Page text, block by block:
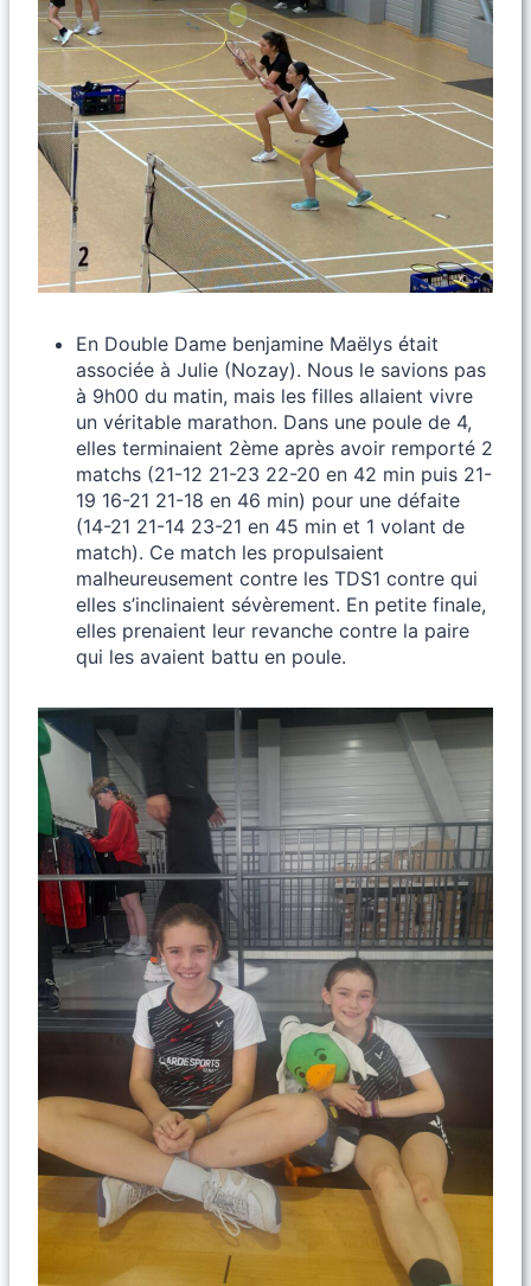
En Double Dame benjamine Maëlys était
associée à Julie (Nozay). Nous le savions pas
à 9h00 du matin, mais les filles allaient vivre
un véritable marathon. Dans une poule de 4,
elles terminaient 2ème après avoir remporté 2
matchs (21-12 21-23 22-20 en 42 min puis 21-
19 16-21 21-18 en 46 min) pour une défaite
(14-21 21-14 23-21 en 45 min et 1 volant de
match). Ce match les propulsaient
malheureusement contre les TDS1 contre qui
elles s’inclinaient sévèrement. En petite finale,
elles prenaient leur revanche contre la paire
qui les avaient battu en poule.